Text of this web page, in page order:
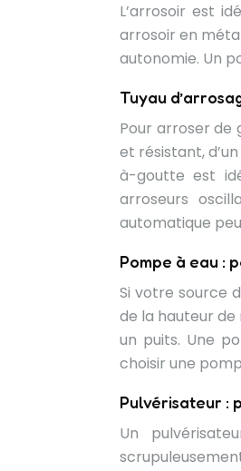
L’arrosoir est
arrosoir en
autonomie. Un
Tuyau
Pour arroser de
et résistant,
à-goutte est
arroseurs
automatique
Pompe à eau :
Si votre source
de la hauteur de
un puits. Une
choisir une
Pulvérisateur :
Un